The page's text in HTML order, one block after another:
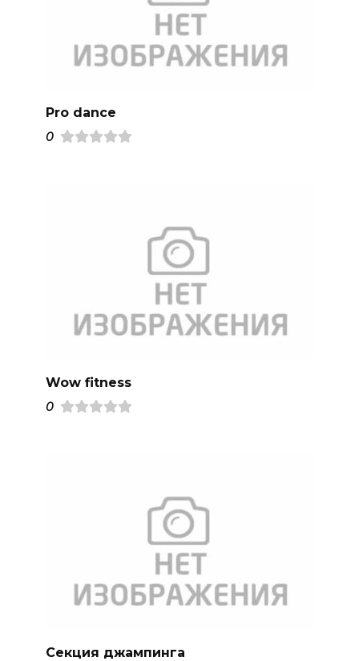
Pro dance
0
Wow fitness
0
Секция джампинга